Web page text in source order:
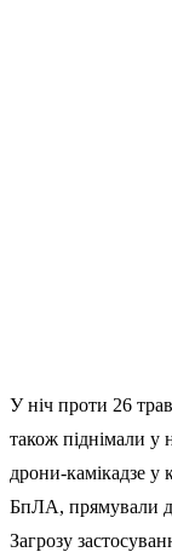
У ніч проти 26
також піднімали у
дрони-камікадзе у
БпЛА, прямували
Загрозу